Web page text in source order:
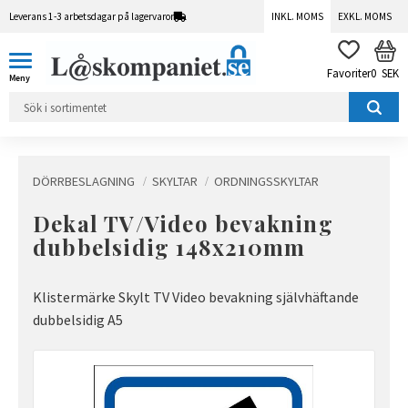
Leverans 1-3 arbetsdagar på lagervaror INKL. MOMS EXKL. MOMS
FAVORITER
0 SEK
DÖRRBESLAGNING SKYLTAR ORDNINGSSKYLTAR
Dekal TV/Video bevakning
dubbelsidig 148x210mm
Klistermärke Skylt TV Video bevakning självhäftande
dubbelsidig A5